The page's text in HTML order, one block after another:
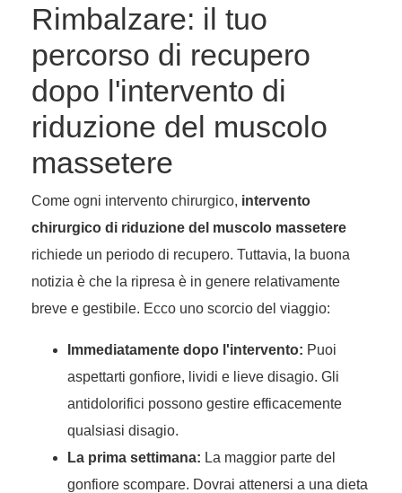
Rimbalzare: il tuo
percorso di recupero
dopo l'intervento di
riduzione del muscolo
massetere
Come ogni intervento chirurgico, intervento
chirurgico di riduzione del muscolo massetere
richiede un periodo di recupero. Tuttavia, la buona
notizia è che la ripresa è in genere relativamente
breve e gestibile. Ecco uno scorcio del viaggio:
Immediatamente dopo l'intervento: Puoi
aspettarti gonfiore, lividi e lieve disagio. Gli
antidolorifici possono gestire efficacemente
qualsiasi disagio.
La prima settimana: La maggior parte del
gonfiore scompare. Dovrai attenersi a una dieta